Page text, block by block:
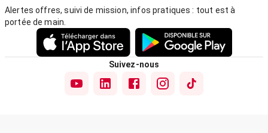
Alertes offres, suivi de mission, infos pratiques : tout est à
portée de main.
Suivez-nous